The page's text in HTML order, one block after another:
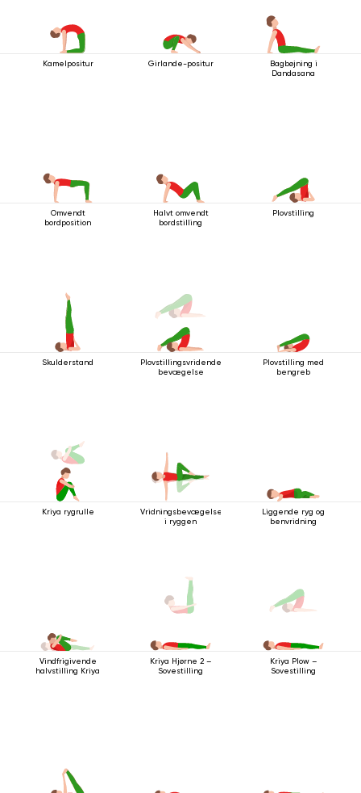
Kamelpositur Girlande-positur
Bagbøjning i
Dandasana
Omvendt
bordposition
Halvt omvendt
bordstilling
Plovstilling
Skulderstand
Plovstillingsvridende
bevægelse
Plovstilling med
bengreb
Kriya rygrulle
Vridningsbevægelse
i ryggen
Liggende ryg og
benvridning
Vindfrigivende
halvstilling Kriya
Kriya Hjørne 2 –
Sovestilling
Kriya Plow –
Sovestilling